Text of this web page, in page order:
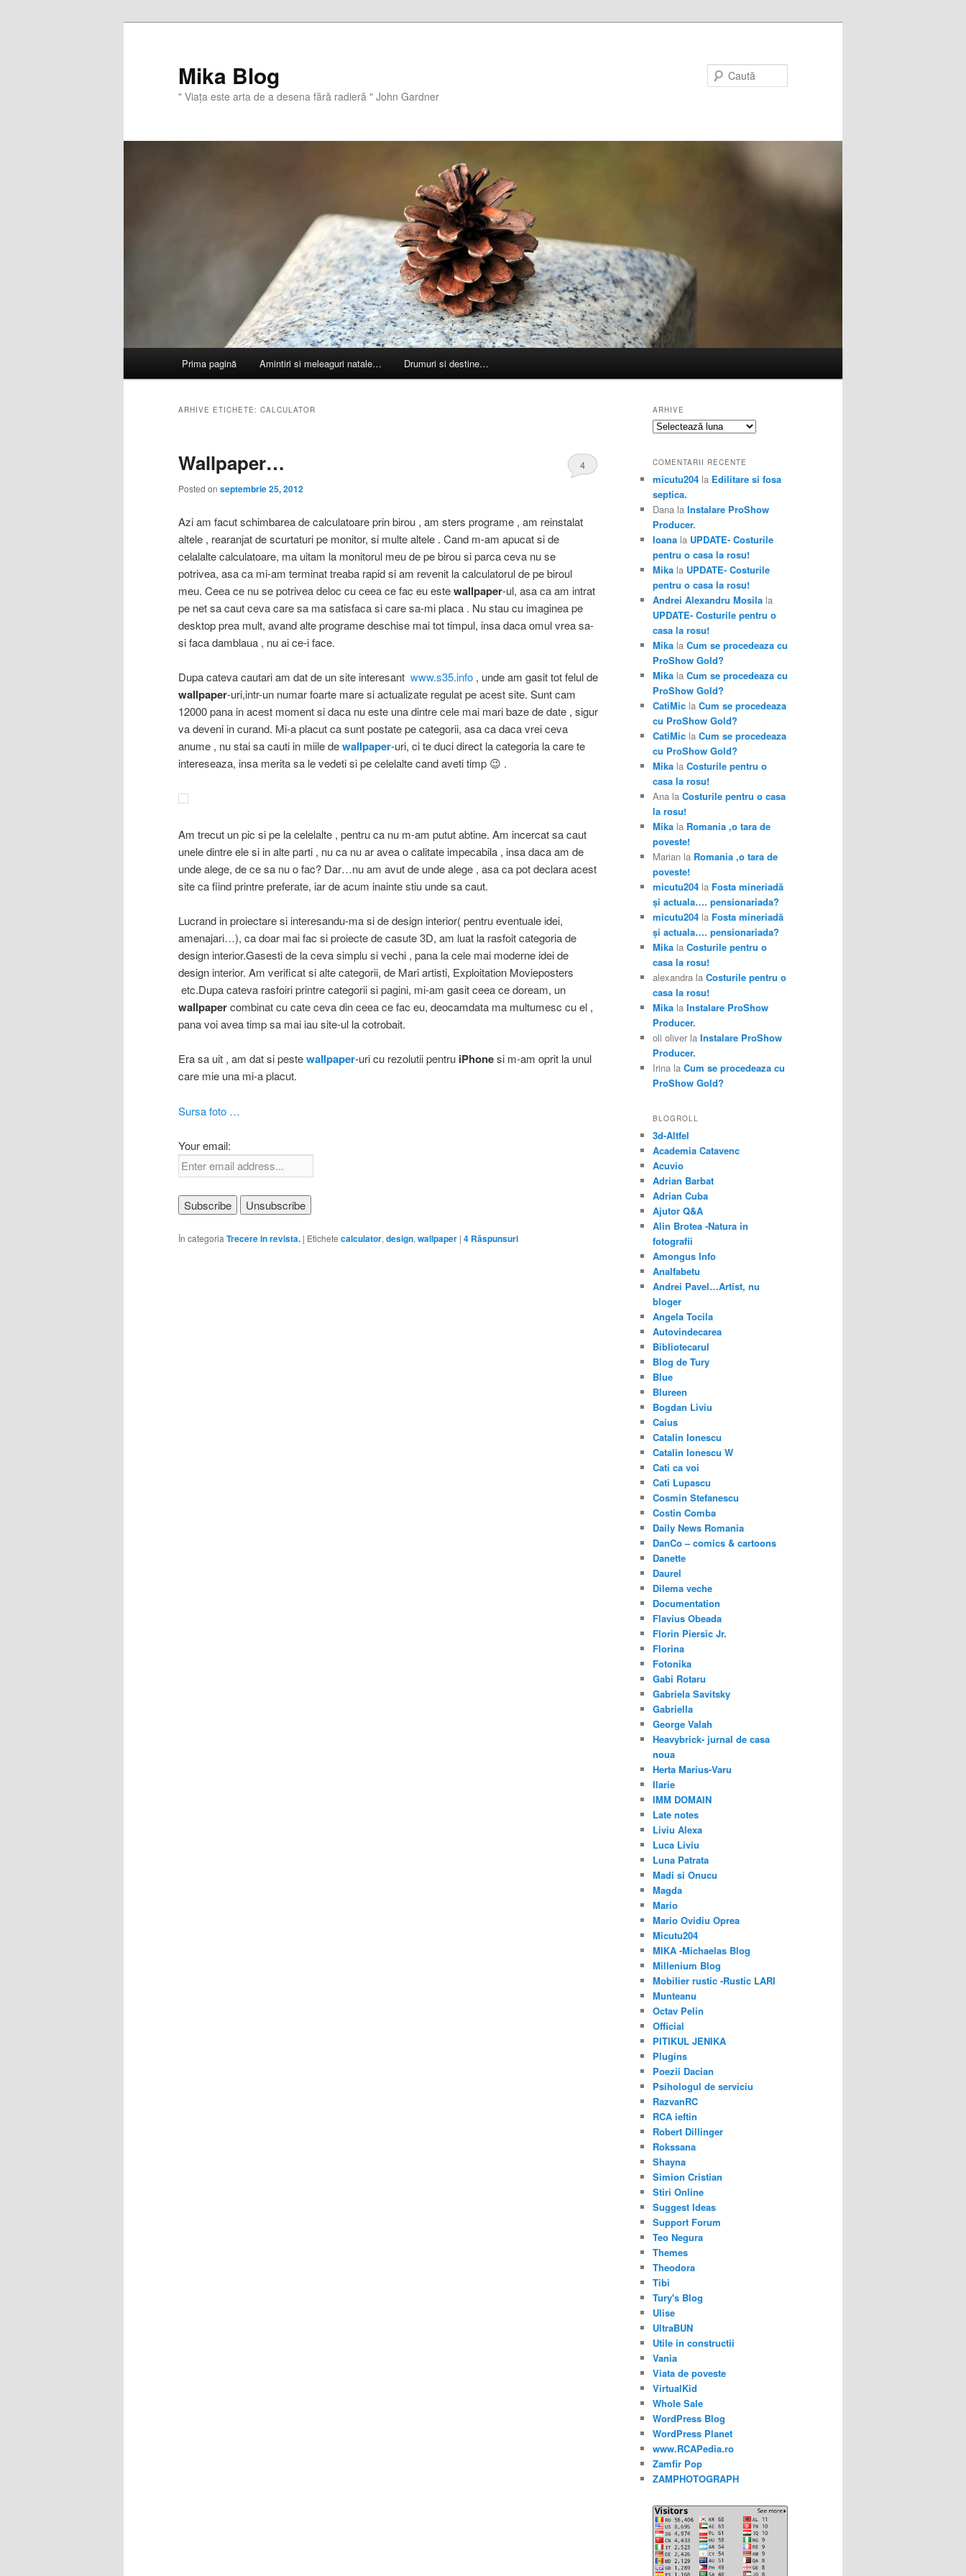
Mika Blog
" Viaţa este arta de a desena fără radieră " John Gardner
Prima pagină Amintiri si meleaguri natale… Drumuri si destine…
ARHIVE ETICHETE: CALCULATOR
Wallpaper…
Posted on septembrie 25, 2012
4
Azi am facut schimbarea de calculatoare prin birou , am sters programe , am reinstalat
altele , rearanjat de scurtaturi pe monitor, si multe altele . Cand m-am apucat si de
celalalte calculatoare, ma uitam la monitorul meu de pe birou si parca ceva nu se
potrivea, asa ca mi-am terminat treaba rapid si am revenit la calculatorul de pe biroul
meu. Ceea ce nu se potrivea deloc cu ceea ce fac eu estewallpaper-ul, asa ca am intrat
pe net sa caut ceva care sa ma satisfaca si care sa-mi placa . Nu stau cu imaginea pe
desktop prea mult, avand alte programe deschise mai tot timpul, insa daca omul vrea sa-
si faca damblaua , nu ai ce-i face.
Dupa cateva cautari am dat de un site interesant www.s35.info , unde am gasit tot felul de
wallpaper-uri,intr-un numar foarte mare si actualizate regulat pe acest site. Sunt cam
12000 pana in acest moment si daca nu este una dintre cele mai mari baze de date , sigur
va deveni in curand. Mi-a placut ca sunt postate pe categorii, asa ca daca vrei ceva
anume , nu stai sa cauti in miile dewallpaper-uri, ci te duci direct la categoria la care te
intereseaza, insa merita sa le vedeti si pe celelalte cand aveti timp 😉 .
Am trecut un pic si pe la celelalte , pentru ca nu m-am putut abtine. Am incercat sa caut
unele dintre ele si in alte parti , nu ca nu ar avea o calitate impecabila , insa daca am de
unde alege, de ce sa nu o fac? Dar…nu am avut de unde alege , asa ca pot declara acest
site ca fiind printre preferate, iar de acum inainte stiu unde sa caut.
Lucrand in proiectare si interesandu-ma si de design interior( pentru eventuale idei,
amenajari…), ca doar mai fac si proiecte de casute 3D, am luat la rasfoit categoria de
design interior.Gasesti de la ceva simplu si vechi , pana la cele mai moderne idei de
design interior. Am verificat si alte categorii, de Mari artisti, Exploitation Movieposters
etc.Dupa cateva rasfoiri printre categorii si pagini, mi-am gasit ceea ce doream, un
wallpapercombinat cu cate ceva din ceea ce fac eu, deocamdata ma multumesc cu el ,
pana voi avea timp sa mai iau site-ul la cotrobait.
Era sa uit , am dat si pestewallpaper-uri cu rezolutii pentru iPhonesi m-am oprit la unul
care mie una mi-a placut.
Sursa foto …
Your email:
În categoria Trecere in revista. | Etichete calculator, design, wallpaper | 4 Răspunsuri
ARHIVE
Arhive
COMENTARII RECENTE
micutu204 la Edilitare si fosa
septica.
Dana la Instalare ProShow
Producer.
Ioana la UPDATE- Costurile
pentru o casa la rosu!
Mika la UPDATE- Costurile
pentru o casa la rosu!
Andrei Alexandru Mosila la
UPDATE- Costurile pentru o
casa la rosu!
Mika la Cum se procedeaza cu
ProShow Gold?
Mika la Cum se procedeaza cu
ProShow Gold?
CatiMic la Cum se procedeaza
cu ProShow Gold?
CatiMic la Cum se procedeaza
cu ProShow Gold?
Mika la Costurile pentru o
casa la rosu!
Ana la Costurile pentru o casa
la rosu!
Mika la Romania ,o tara de
poveste!
Marian la Romania ,o tara de
poveste!
micutu204 la Fosta mineriadă
şi actuala…. pensionariada?
micutu204 la Fosta mineriadă
şi actuala…. pensionariada?
Mika la Costurile pentru o
casa la rosu!
alexandra la Costurile pentru o
casa la rosu!
Mika la Instalare ProShow
Producer.
oli oliver la Instalare ProShow
Producer.
Irina la Cum se procedeaza cu
ProShow Gold?
BLOGROLL
3d-Altfel
Academia Catavenc
Acuvio
Adrian Barbat
Adrian Cuba
Ajutor Q&A
Alin Brotea -Natura in
fotografii
Amongus Info
Analfabetu
Andrei Pavel…Artist, nu
bloger
Angela Tocila
Autovindecarea
Bibliotecarul
Blog de Tury
Blue
Blureen
Bogdan Liviu
Caius
Catalin Ionescu
Catalin Ionescu W
Cati ca voi
Cati Lupascu
Cosmin Stefanescu
Costin Comba
Daily News Romania
DanCo – comics & cartoons
Danette
Daurel
Dilema veche
Documentation
Flavius Obeada
Florin Piersic Jr.
Florina
Fotonika
Gabi Rotaru
Gabriela Savitsky
Gabriella
George Valah
Heavybrick- jurnal de casa
noua
Herta Marius-Varu
Ilarie
IMM DOMAIN
Late notes
Liviu Alexa
Luca Liviu
Luna Patrata
Madi si Onucu
Magda
Mario
Mario Ovidiu Oprea
Micutu204
MIKA -Michaelas Blog
Millenium Blog
Mobilier rustic -Rustic LARI
Munteanu
Octav Pelin
Official
PITIKUL JENIKA
Plugins
Poezii Dacian
Psihologul de serviciu
RazvanRC
RCA ieftin
Robert Dillinger
Rokssana
Shayna
Simion Cristian
Stiri Online
Suggest Ideas
Support Forum
Teo Negura
Themes
Theodora
Tibi
Tury's Blog
Ulise
UltraBUN
Utile in constructii
Vania
Viata de poveste
VirtualKid
Whole Sale
WordPress Blog
WordPress Planet
www.RCAPedia.ro
Zamfir Pop
ZAMPHOTOGRAPH